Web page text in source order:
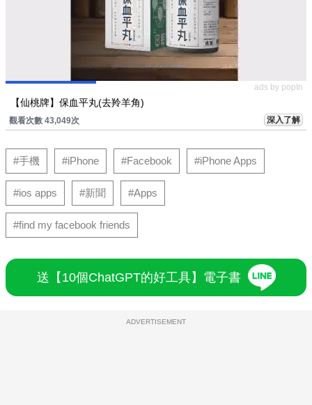
ads by popIn
【仙桃牌】保血平丸(去羚羊角)
觀看次數 43,049次 深入了解
#手機 #iPhone #Facebook #iPhone Apps
#ios apps #新聞 #Apps
#find my facebook friends
送【10個ChatGPT的好工具】電子書
ADVERTISEMENT